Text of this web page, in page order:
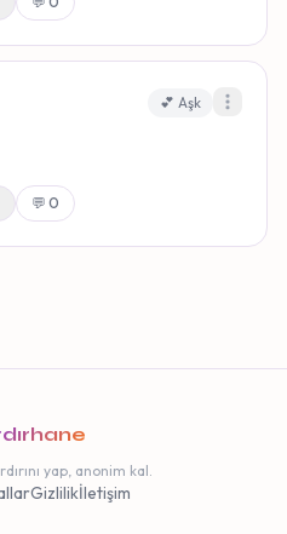
💕 Aşk
💬 0
yap, anonim kal.
Gizlilikİletişim